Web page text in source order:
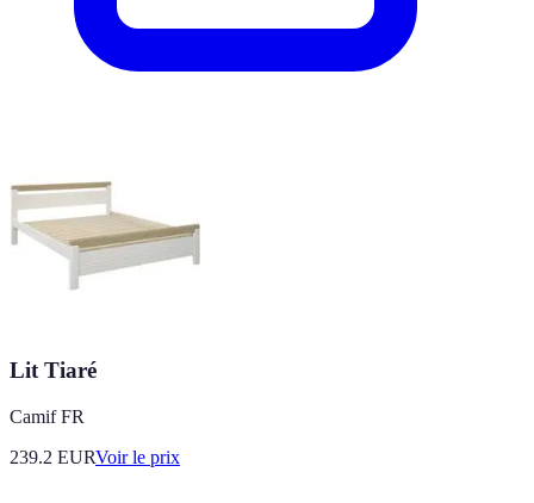
Lit Tiaré
Camif FR
239.2 EURVoir le prix